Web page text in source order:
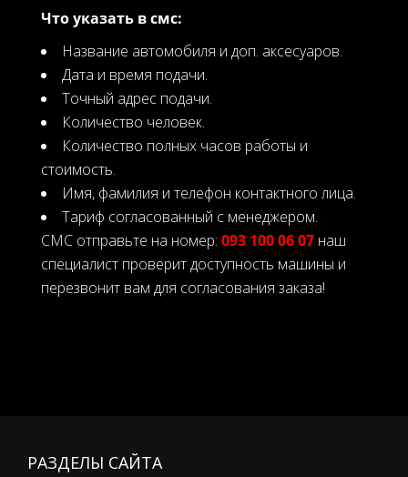
Что указать в смс:
Название автомобиля и доп. аксесуаров.
Дата и время подачи.
Точный адрес подачи.
Количество человек.
Количество полных часов работы и
стоимость.
Имя, фамилия и телефон контактного лица.
Тариф согласованный с менеджером.
СМС отправьте на номер: 093 100 06 07 наш
специалист проверит доступность машины и
перезвонит вам для согласования заказа!
РАЗДЕЛЫ САЙТА